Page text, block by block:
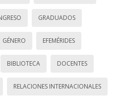
GRADUADOS
GÉNERO EFEMÉRIDES
BIBLIOTECA DOCENTES
RELACIONES INTERNACIONALES